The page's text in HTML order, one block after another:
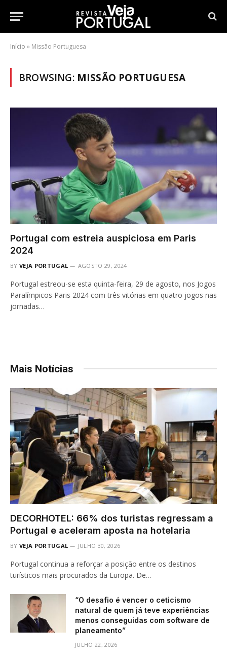
Início » Missão Portuguesa
BROWSING: MISSÃO PORTUGUESA
Portugal com estreia auspiciosa em Paris
2024
BY VEJA PORTUGAL AGOSTO 29, 2024
Portugal estreou-se esta quinta-feira, 29 de agosto, nos Jogos
Paralímpicos Paris 2024 com três vitórias em quatro jogos nas
jornadas…
Mais Notícias
DECORHOTEL: 66% dos turistas regressam a
Portugal e aceleram aposta na hotelaria
BY VEJA PORTUGAL JULHO 30, 2026
Portugal continua a reforçar a posição entre os destinos
turísticos mais procurados da Europa. De…
“O desafio é vencer o ceticismo
natural de quem já teve experiências
menos conseguidas com software de
planeamento”
JULHO 22, 2026